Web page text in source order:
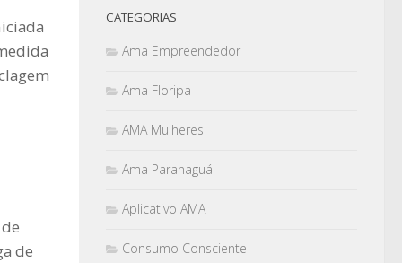
de
CATEGORIAS
Ama Empreendedor
Ama Floripa
AMA Mulheres
Ama Paranaguá
Aplicativo AMA
Consumo Consciente